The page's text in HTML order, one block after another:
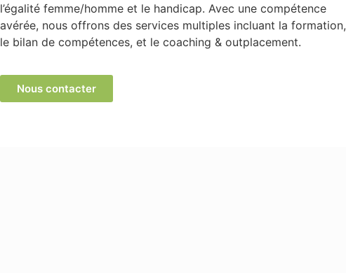
l’égalité femme/homme et le handicap. Avec une compétence
avérée, nous offrons des services multiples incluant la formation,
le bilan de compétences, et le coaching & outplacement.
Nous contacter